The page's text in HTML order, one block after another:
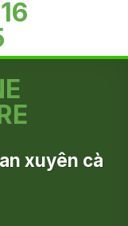
xuyên cà